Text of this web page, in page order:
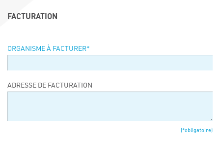
FACTURATION
ORGANISME À FACTURER*
ADRESSE DE FACTURATION
(*obligatoire)